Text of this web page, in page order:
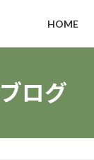
HOME
ブログ